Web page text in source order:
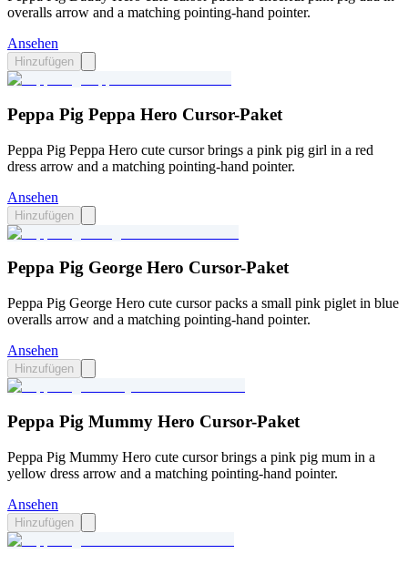
overalls arrow and a matching pointing-hand pointer.
Ansehen
Hinzufügen
Peppa Pig Peppa Hero Cursor-Paket
Peppa Pig Peppa Hero cute cursor brings a pink pig girl in a red
dress arrow and a matching pointing-hand pointer.
Ansehen
Hinzufügen
Peppa Pig George Hero Cursor-Paket
Peppa Pig George Hero cute cursor packs a small pink piglet in blue
overalls arrow and a matching pointing-hand pointer.
Ansehen
Hinzufügen
Peppa Pig Mummy Hero Cursor-Paket
Peppa Pig Mummy Hero cute cursor brings a pink pig mum in a
yellow dress arrow and a matching pointing-hand pointer.
Ansehen
Hinzufügen